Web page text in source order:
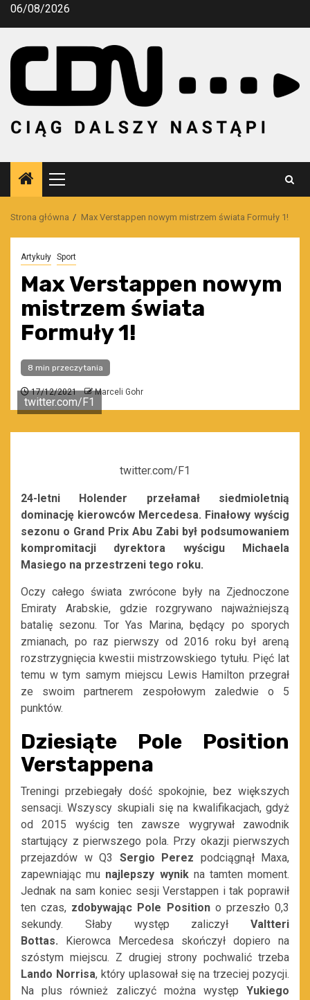
Przejdź
06/08/2026
Menu
główne
Strona główna Max Verstappen nowym mistrzem świata Formuły 1!
Artykuły Sport
Max Verstappen nowym
mistrzem świata
Formuły 1!
8 min przeczytania
17/12/2021 Marceli Gohr
twitter.com/F1
twitter.com/F1
24-letni Holender przełamał siedmioletnią
dominację kierowców Mercedesa. Finałowy wyścig
sezonu o Grand Prix Abu Zabi był podsumowaniem
kompromitacji dyrektora wyścigu Michaela
Masiego na przestrzeni tego roku.
Oczy całego świata zwrócone były na Zjednoczone
Emiraty Arabskie, gdzie rozgrywano najważniejszą
batalię sezonu. Tor Yas Marina, będący po sporych
zmianach, po raz pierwszy od 2016 roku był areną
rozstrzygnięcia kwestii mistrzowskiego tytułu. Pięć lat
temu w tym samym miejscu Lewis Hamilton przegrał
ze swoim partnerem zespołowym zaledwie o 5
punktów.
Dziesiąte Pole Position
Verstappena
Treningi przebiegały dość spokojnie, bez większych
sensacji. Wszyscy skupiali się na kwalifikacjach, gdyż
od 2015 wyścig ten zawsze wygrywał zawodnik
startujący z pierwszego pola. Przy okazji pierwszych
przejazdów w Q3 Sergio Perez podciągnął Maxa,
zapewniając mu najlepszy wynikna tamten moment.
Jednak na sam koniec sesji Verstappen i tak poprawił
ten czas, zdobywając Pole Positiono przeszło 0,3
sekundy. Słaby występ zaliczył Valtteri
Bottas. Kierowca Mercedesa skończył dopiero na
szóstym miejscu. Z drugiej strony pochwalić trzeba
Lando Norrisa, który uplasował się na trzeciej pozycji.
Na plus również zaliczyć można występ Yukiego